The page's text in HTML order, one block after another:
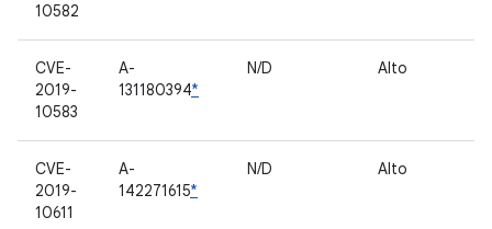
10582
CVE-
2019-
10583
A-
131180394*
N/D Alto
CVE-
2019-
10611
A-
142271615*
N/D Alto